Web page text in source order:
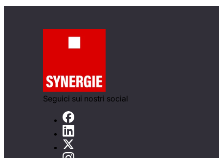
Seguici sui nostri social